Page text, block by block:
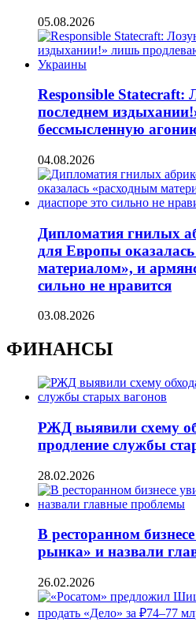
05.08.2026
Responsible Statecraft:
последнем
бессмысленную
04.08.2026
Дипломатия гнилых
для Европы
материалом», и
сильно не нравится
03.08.2026
ФИНАНСЫ
РЖД выявили схему
продление службы
28.02.2026
В ресторанном
рынка» и назвали
26.02.2026